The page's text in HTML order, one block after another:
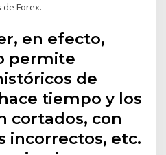
Forex.
en efecto,
permite
de
tiempo y los
cortados, con
incorrectos, etc.